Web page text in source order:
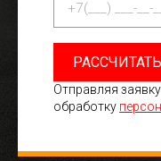
РАССЧИТАТЬ
Отправляя
обработку